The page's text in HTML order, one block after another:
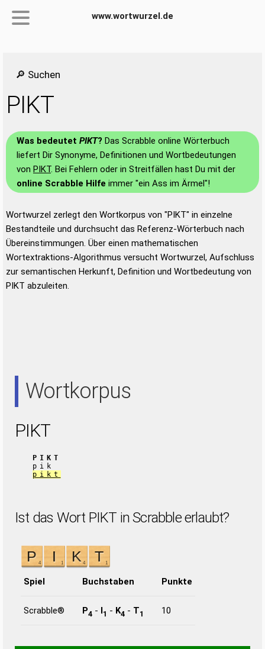
www.wortwurzel.de
🔎 Suchen
PIKT
Was bedeutet PIKT? Das Scrabble online Wörterbuch
liefert Dir Synonyme, Definitionen und Wortbedeutungen
von PIKT. Bei Fehlern oder in Streitfällen hast Du mit der
online Scrabble Hilfe immer "ein Ass im Ärmel"!
Wortwurzel zerlegt den Wortkorpus von "PIKT" in einzelne
Bestandteile und durchsucht das Referenz-Wörterbuch nach
Übereinstimmungen. Über einen mathematischen
Wortextraktions-Algorithmus versucht Wortwurzel, Aufschluss
zur semantischen Herkunft, Definition und Wortbedeutung von
PIKT abzuleiten.
Wortkorpus
PIKT
PIKT
pik
pikt
Ist das Wort PIKT in Scrabble erlaubt?
Spiel Buchstaben Punkte
Scrabble® P4 - I1 - K4 - T1 10